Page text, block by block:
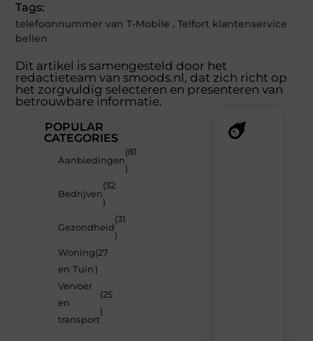
Tags:
telefoonnummer van T-Mobile ,Telfort klantenservice
bellen
Dit artikel is samengesteld door het
redactieteam van smoods.nl, dat zich richt op
het zorgvuldig selecteren en presenteren van
betrouwbare informatie.
POPULAR
CATEGORIES
Aanbiedingen
(81
)
Bedrijven
(32
)
Gezondheid
(31
)
Woning
en Tuin
(27
)
Vervoer
en
transport
(25
)